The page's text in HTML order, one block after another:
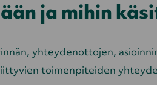
ja mihin
yhteydenottojen,
toimenpiteiden